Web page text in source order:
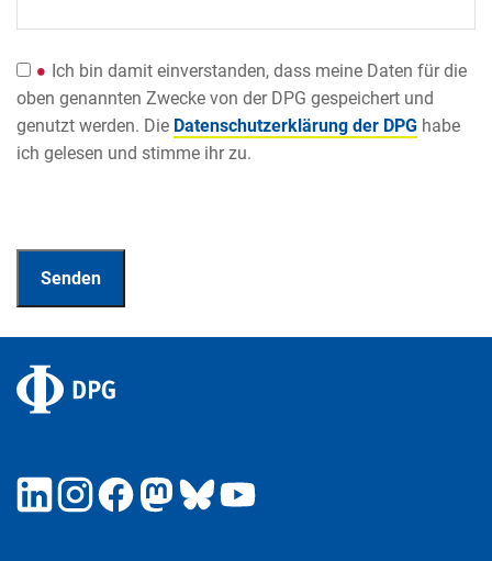
Ich bin damit einverstanden, dass meine Daten für die
oben genannten Zwecke von der DPG gespeichert und
genutzt werden. Die Datenschutzerklärung der DPG habe
ich gelesen und stimme ihr zu.